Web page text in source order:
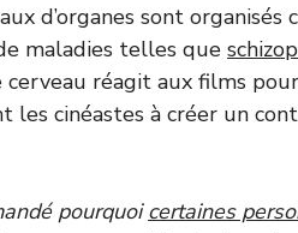
d’organes sont organisés
maladies telles que
réagit aux films
les cinéastes à créer un
pourquoicertaines